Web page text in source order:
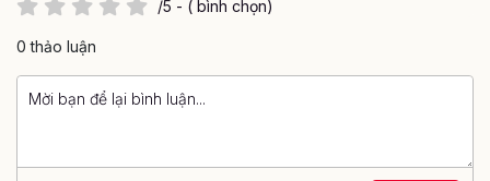
/5 - ( bình chọn)
0 thảo luận